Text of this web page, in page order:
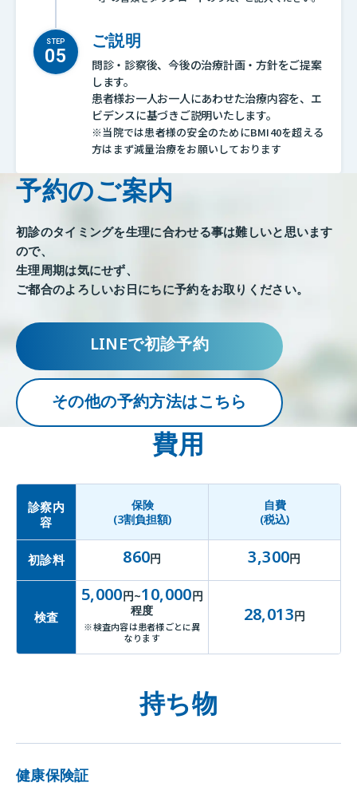
STEP ご説明
問診・診察後、今後の治療計画・方針をご提案
します。
患者様お一人お一人にあわせた治療内容を、エ
ビデンスに基づきご説明いたします。
※当院では患者様の安全のためにBMI40を超える
方はまず減量治療をお願いしております
予約のご案内
初診のタイミングを生理に合わせる事は難しいと思います
ので、
生理周期は気にせず、
ご都合のよろしいお日にちに予約をお取りください。
LINEで初診予約
その他の予約方法はこちら
費用
診察内
容
保険
(3割負担額)
自費
(税込)
初診料 860円 3,300円
検査
5,000円~10,000円
程度
※検査内容は患者様ごとに異
なります
28,013円
持ち物
健康保険証